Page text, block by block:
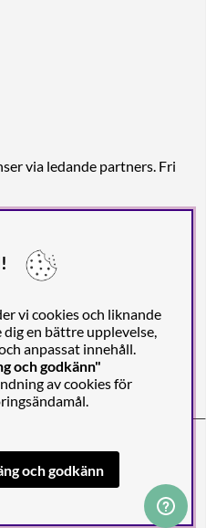
via ledande partners. Fri
no. 556849-2606)
address only), SE-114 32
Sweden
vi cookies och liknande
en bättre upplevelse,
anpassat innehåll.
och godkänn"
av cookies för
och godkänn